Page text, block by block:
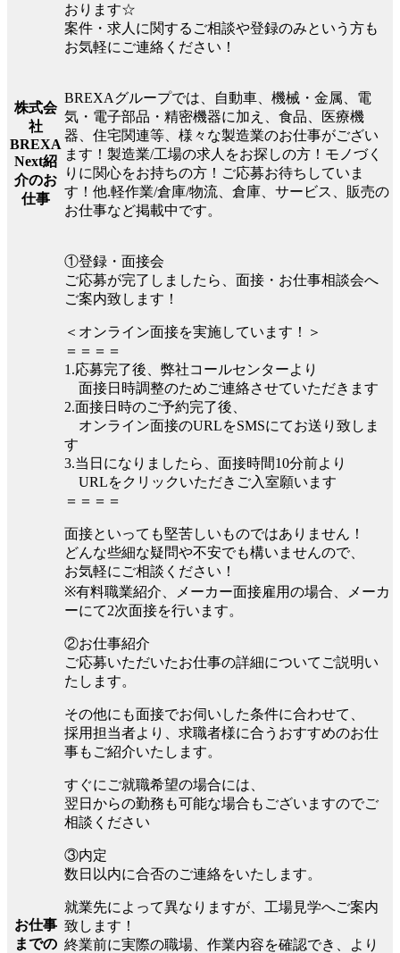
おります☆
案件・求人に関するご相談や登録のみという方も
お気軽にご連絡ください！
株式会
社
BREXA
Next紹
介のお
仕事
BREXAグループでは、自動車、機械・金属、電
気・電子部品・精密機器に加え、食品、医療機
器、住宅関連等、様々な製造業のお仕事がござい
ます！製造業/工場の求人をお探しの方！モノづく
りに関心をお持ちの方！ご応募お待ちしていま
す！他.軽作業/倉庫/物流、倉庫、サービス、販売の
お仕事など掲載中です。
お仕事
までの
①登録・面接会
ご応募が完了しましたら、面接・お仕事相談会へ
ご案内致します！
＜オンライン面接を実施しています！＞
＝＝＝＝
1.応募完了後、弊社コールセンターより
面接日時調整のためご連絡させていただきます
2.面接日時のご予約完了後、
オンライン面接のURLをSMSにてお送り致しま
す
3.当日になりましたら、面接時間10分前より
URLをクリックいただきご入室願います
＝＝＝＝
面接といっても堅苦しいものではありません！
どんな些細な疑問や不安でも構いませんので、
お気軽にご相談ください！
※有料職業紹介、メーカー面接雇用の場合、メーカ
ーにて2次面接を行います。
②お仕事紹介
ご応募いただいたお仕事の詳細についてご説明い
たします。
その他にも面接でお伺いした条件に合わせて、
採用担当者より、求職者様に合うおすすめのお仕
事もご紹介いたします。
すぐにご就職希望の場合には、
翌日からの勤務も可能な場合もございますのでご
相談ください
③内定
数日以内に合否のご連絡をいたします。
就業先によって異なりますが、工場見学へご案内
致します！
終業前に実際の職場、作業内容を確認でき、より